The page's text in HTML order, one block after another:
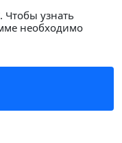
узнать
необходимо